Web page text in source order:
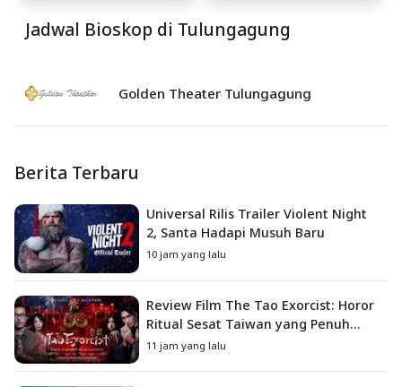
Jadwal Bioskop di Tulungagung
Golden Theater Tulungagung
Berita Terbaru
Universal Rilis Trailer Violent Night
2, Santa Hadapi Musuh Baru
10 jam yang lalu
Review Film The Tao Exorcist: Horor
Ritual Sesat Taiwan yang Penuh
Misteri dan Teror Psikologis
11 jam yang lalu